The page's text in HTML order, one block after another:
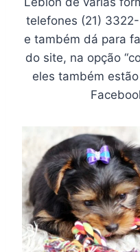
telefones (21)
e também dá para
do site, na opção
eles também